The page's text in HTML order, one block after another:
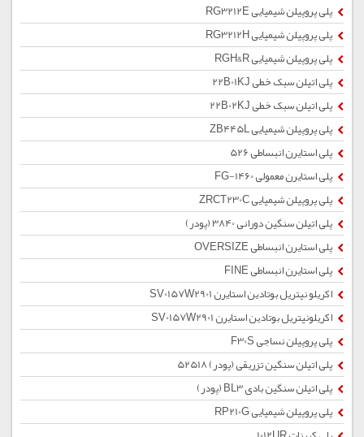
پلی پروپیلن شیمیایی RG3212E
پلی پروپیلن شیمیایی RG3212H
پلی پروپیلن شیمیایی RGH&R
پلی اتیلن سبک خطی 22B01KJ
پلی اتیلن سبک خطی 22B02KJ
پلی پروپیلن شیمیایی ZB445L
پلی استایرن انبساطی 526
پلی استایرن معمولی 1460-FG
پلی پروپیلن شیمیایی ZRCT230C
پلی اتیلن سنگین دورانی 3840 (پودر)
پلی استایرن انبساطی OVERSIZE
پلی استایرن انبساطی FINE
اکریلو نیتریل بوتادین استایرن SV0157W2901
اکریلونیتریل بوتادین استایرن SV0157W2901
پلی پروپیلن نساجی F30S
پلی اتیلن سنگین تزریقی (پودر) 52518
پلی اتیلن سنگین بادی BL3 (پودر)
پلی پروپیلن شیمیایی RP210G